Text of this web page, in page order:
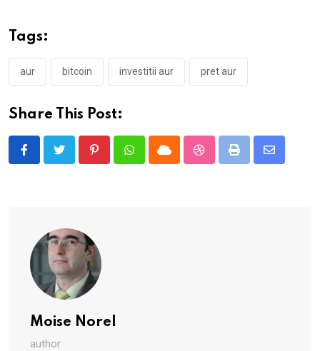
Tags:
aur bitcoin investitii aur pret aur
Share This Post:
PinterestWhatsappCloud StumbleUpon
Print
Share
Moise Norel
author